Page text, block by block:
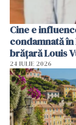
Cine e
condamnată
brățară Louis
24 IULIE 2026